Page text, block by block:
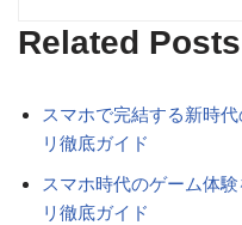
Related
スマホで完結する新時
リ徹底ガイド
スマホ時代のゲーム体
リ徹底ガイド